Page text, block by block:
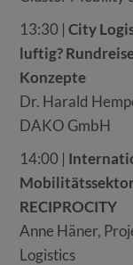
13:30 |City
luftig?
Konzepte
Dr. Harald
DAKO GmbH
14:00 |
RECIPROCITY
Anne Häner,
Logistics